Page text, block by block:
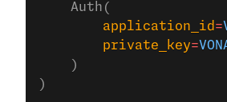
    Auth(
        application_id
=
        private_key
=
    )
)